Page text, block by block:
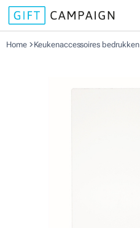
Home Keukenaccessoires bedrukken